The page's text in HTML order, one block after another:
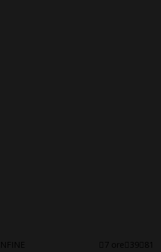
7 ore 39 81